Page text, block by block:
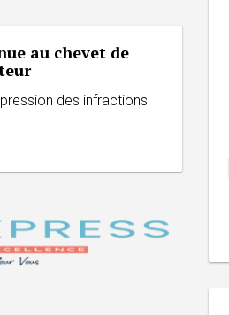
au chevet de
des infractions